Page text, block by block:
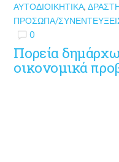
ΑΥΤΟΔΙΟΙΚΗΤΙΚΆ,
ΠΡΌΣΩΠΑ/
0
Πορεία
οικονομικά